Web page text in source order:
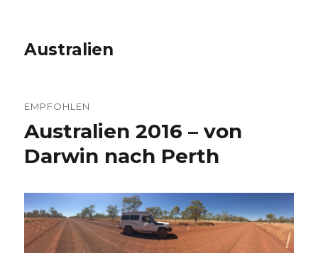
Australien
EMPFOHLEN
Australien 2016 – von
Darwin nach Perth